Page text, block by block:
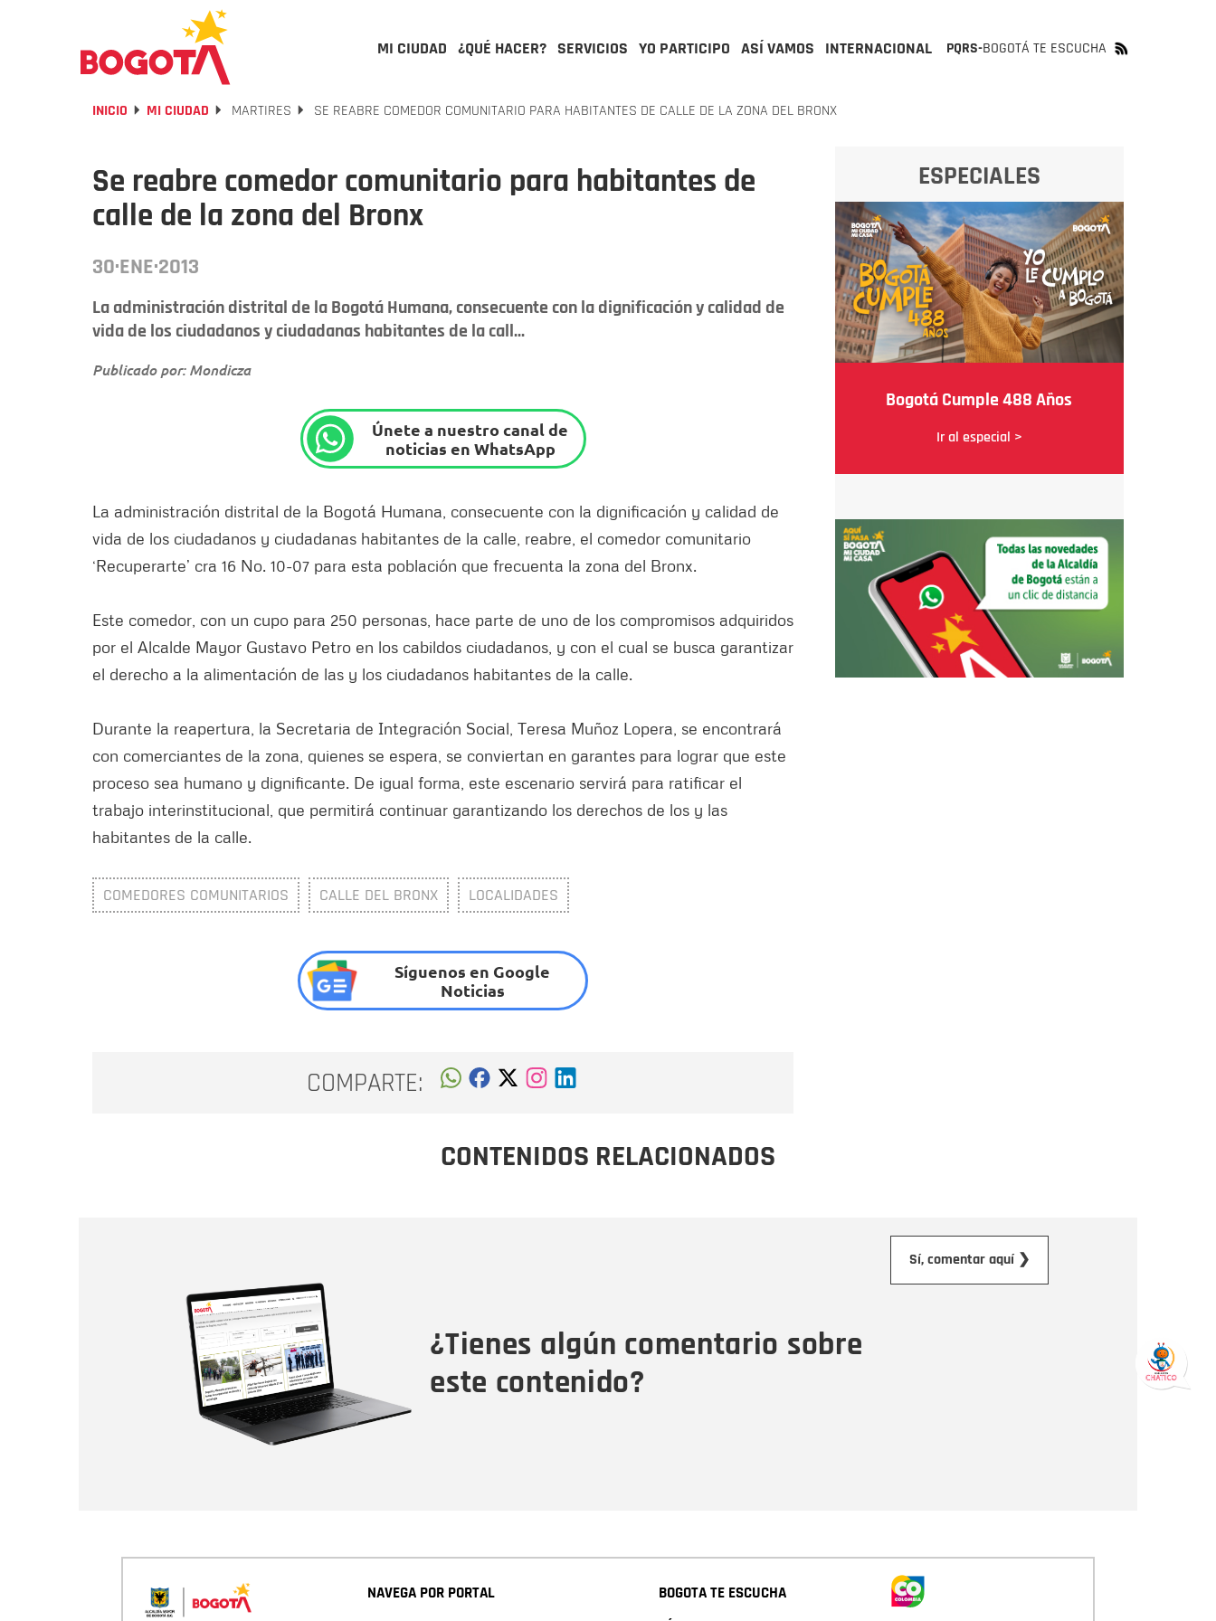
MI CIUDAD ¿QUÉ HACER? SERVICIOS YO PARTICIPO ASÍ VAMOS INTERNACIONAL PQRS-BOGOTÁ TE ESCUCHA
INICIO MI CIUDAD MARTIRES SE REABRE COMEDOR COMUNITARIO PARA HABITANTES DE CALLE DE LA ZONA DEL BRONX
Se reabre comedor comunitario para habitantes de
calle de la zona del Bronx
30·ENE·2013
La administración distrital de la Bogotá Humana, consecuente con la dignificación y calidad de
vida de los ciudadanos y ciudadanas habitantes de la call...
Publicado por: Mondicza
Únete a nuestro canal de
noticias en WhatsApp
La administración distrital de la Bogotá Humana, consecuente con la dignificación y calidad de
vida de los ciudadanos y ciudadanas habitantes de la calle, reabre, el comedor comunitario
‘Recuperarte’ cra 16 No. 10-07 para esta población que frecuenta la zona del Bronx.
Este comedor, con un cupo para 250 personas, hace parte de uno de los compromisos adquiridos
por el Alcalde Mayor Gustavo Petro en los cabildos ciudadanos, y con el cual se busca garantizar
el derecho a la alimentación de las y los ciudadanos habitantes de la calle.
Durante la reapertura, la Secretaria de Integración Social, Teresa Muñoz Lopera, se encontrará
con comerciantes de la zona, quienes se espera, se conviertan en garantes para lograr que este
proceso sea humano y dignificante. De igual forma, este escenario servirá para ratificar el
trabajo interinstitucional, que permitirá continuar garantizando los derechos de los y las
habitantes de la calle.
COMEDORES COMUNITARIOS CALLE DEL BRONX LOCALIDADES
Síguenos en Google
Noticias
COMPARTE:
ESPECIALES
Bogotá Cumple 488 Años
Ir al especial >
CONTENIDOS RELACIONADOS
¿Tienes algún comentario sobre
este contenido?
Sí, comentar aquí ❯
NAVEGA POR PORTAL
BOGOTA TE ESCUCHA